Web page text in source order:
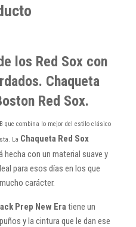
los Red Sox con
Chaqueta
Red Sox.
que combina lo mejor del estilo clásico
La Chaqueta Red Sox
hecha con un material suave y
para esos días en los que
carácter.
Prep New Eratiene un
y la cintura que le dan ese